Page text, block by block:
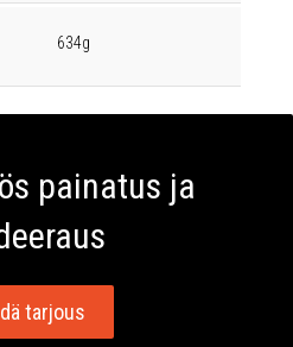
634g
painatus ja
tarjous